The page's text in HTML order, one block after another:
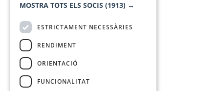
MOSTRA TOTS ELS SOCIS (1913) →
ESTRICTAMENT NECESSÀRIES
RENDIMENT
ORIENTACIÓ
FUNCIONALITAT